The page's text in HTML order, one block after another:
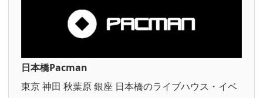
日本橋Pacman
東京 神田 秋葉原 銀座 日本橋のライブハウス・イベ